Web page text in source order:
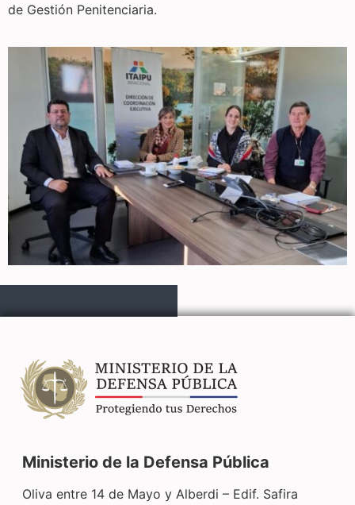
de Gestión Penitenciaria.
Ministerio de la Defensa Pública
Oliva entre 14 de Mayo y Alberdi – Edif. Safira